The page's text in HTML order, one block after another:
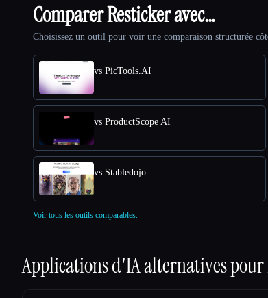
Comparer Resticker avec…
Choisissez un outil pour voir une comparaison structurée
vs PicTools.AI
vs ProductScope AI
vs Stabledojo
Voir tous les outils comparables.
Applications d'IA alternatives pour